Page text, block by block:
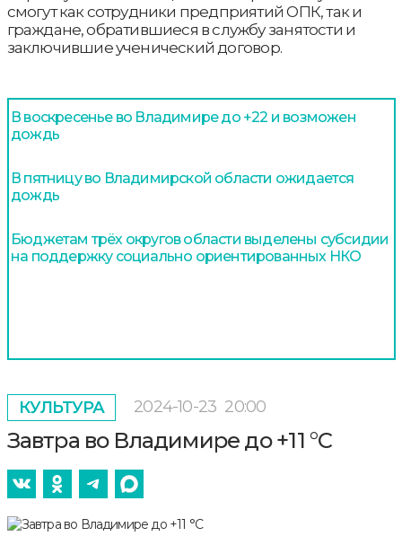
смогут как сотрудники предприятий ОПК, так и
граждане, обратившиеся в службу занятости и
заключившие ученический договор.
В воскресенье во Владимире до +22 и возможен
дождь
В пятницу во Владимирской области ожидается
дождь
Бюджетам трёх округов области выделены субсидии
на поддержку социально ориентированных НКО
КУЛЬТУРА 2024-10-23 20:00
Завтра во Владимире до +11 °С